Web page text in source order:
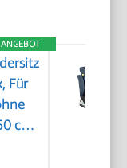
ANGEBOT
Für
cm,